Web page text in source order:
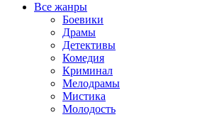
Все жанры
Боевики
Драмы
Детективы
Комедия
Криминал
Мелодрамы
Мистика
Молодость